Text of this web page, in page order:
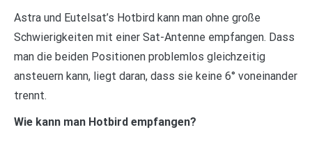
Astra und Eutelsat’s Hotbird kann man ohne große
Schwierigkeiten mit einer Sat-Antenne empfangen. Dass
man die beiden Positionen problemlos gleichzeitig
ansteuern kann, liegt daran, dass sie keine 6° voneinander
trennt.
Wie kann man Hotbird empfangen?